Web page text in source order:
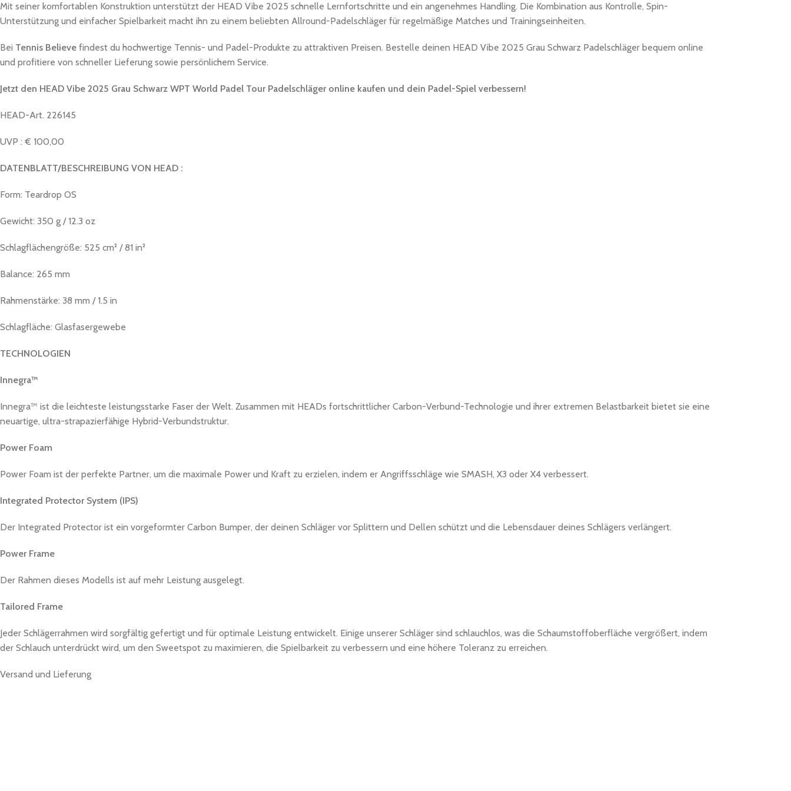
Mit seiner komfortablen Konstruktion unterstützt der HEAD Vibe 2025 schnelle Lernfortschritte und ein angenehmes Handling. Die Kombination aus Kontrolle, Spin-
Unterstützung und einfacher Spielbarkeit macht ihn zu einem beliebten Allround-Padelschläger für regelmäßige Matches und Trainingseinheiten.
Bei Tennis Believe findest du hochwertige Tennis- und Padel-Produkte zu attraktiven Preisen. Bestelle deinen HEAD Vibe 2025 Grau Schwarz Padelschläger bequem online
und profitiere von schneller Lieferung sowie persönlichem Service.
Jetzt den HEAD Vibe 2025 Grau Schwarz WPT World Padel Tour Padelschläger online kaufen und dein Padel-Spiel verbessern!
HEAD-Art. 226145
UVP : € 100,00
DATENBLATT/BESCHREIBUNG VON HEAD :
Form: Teardrop OS
Gewicht: 350 g / 12.3 oz
Schlagflächengröße: 525 cm² / 81 in²
Balance: 265 mm
Rahmenstärke: 38 mm / 1.5 in
Schlagfläche: Glasfasergewebe
TECHNOLOGIEN
Innegra™
Innegra™ ist die leichteste leistungsstarke Faser der Welt. Zusammen mit HEADs fortschrittlicher Carbon-Verbund-Technologie und ihrer extremen Belastbarkeit bietet sie eine
neuartige, ultra-strapazierfähige Hybrid-Verbundstruktur.
Power Foam
Power Foam ist der perfekte Partner, um die maximale Power und Kraft zu erzielen, indem er Angriffsschläge wie SMASH, X3 oder X4 verbessert.
Integrated Protector System (IPS)
Der Integrated Protector ist ein vorgeformter Carbon Bumper, der deinen Schläger vor Splittern und Dellen schützt und die Lebensdauer deines Schlägers verlängert.
Power Frame
Der Rahmen dieses Modells ist auf mehr Leistung ausgelegt.
Tailored Frame
Jeder Schlägerrahmen wird sorgfältig gefertigt und für optimale Leistung entwickelt. Einige unserer Schläger sind schlauchlos, was die Schaumstoffoberfläche vergrößert, indem
der Schlauch unterdrückt wird, um den Sweetspot zu maximieren, die Spielbarkeit zu verbessern und eine höhere Toleranz zu erreichen.
Versand und Lieferung